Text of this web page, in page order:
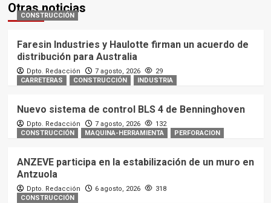
Otras noticias
CONSTRUCCIÓN
Faresin Industries y Haulotte firman un acuerdo de
distribución para Australia
Dpto. Redacción 7 agosto, 2026
29
CARRETERAS
CONSTRUCCIÓN INDUSTRIA
Nuevo sistema de control BLS 4 de Benninghoven
Dpto. Redacción 7 agosto, 2026
132
CONSTRUCCIÓN
MAQUINA-HERRAMIENTA PERFORACION
ANZEVE participa en la estabilización de un muro en
Antzuola
Dpto. Redacción 6 agosto, 2026
318
CONSTRUCCIÓN